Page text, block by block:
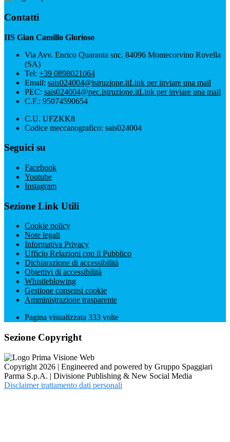
Contatti
IIS Gian Camillo Glorioso
Via Avv. Enrico Quaranta snc, 84096 Montecorvino Rovella
(SA)
Tel: +39 0898021064
Email: sais024004@istruzione.itLink per inviare una mail
PEC: sais024004@pec.istruzione.itLink per inviare una mail
C.F.: 95074590654
C.U. UFZKK8
Codice meccanografico: sais024004
Seguici su
Facebook
Youtube
Instagram
Sezione Link Utili
Cookie policy
Note legali
Informativa Privacy
Ufficio Relazioni con il Pubblico
Dichiarazione di accessibilità
Obiettivi di accessibilità
Whistleblowing
Gestione consensi cookie
Amministrazione trasparente
Pagina visualizzata 333 volte
Sezione Copyright
Copyright 2026 | Engineered and powered by Gruppo Spaggiari
Parma S.p.A. | Divisione Publishing & New Social Media
Disclaimer trattamento dati personali